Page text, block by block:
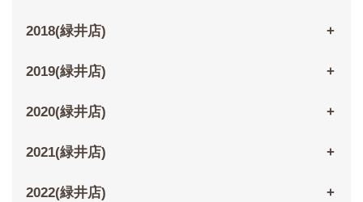
2018(緑井店)
2019(緑井店)
2020(緑井店)
2021(緑井店)
2022(緑井店)